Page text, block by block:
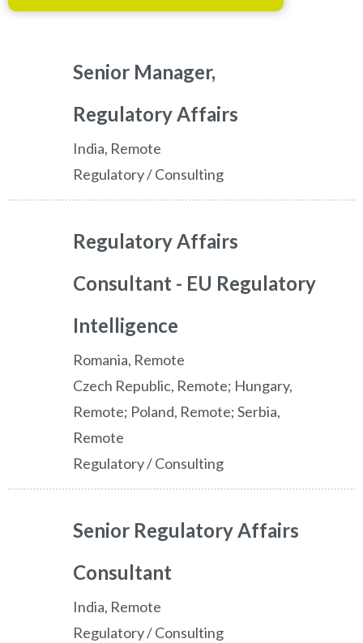
Senior Manager,
Regulatory Affairs
India, Remote
Regulatory / Consulting
Regulatory Affairs
Consultant - EU Regulatory
Intelligence
Romania, Remote
Czech Republic, Remote; Hungary,
Remote; Poland, Remote; Serbia,
Remote
Regulatory / Consulting
Senior Regulatory Affairs
Consultant
India, Remote
Regulatory / Consulting